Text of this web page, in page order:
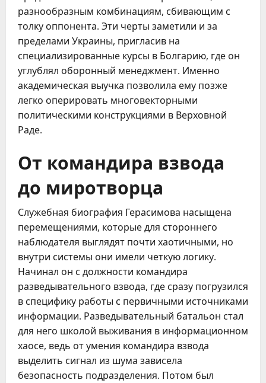
разнообразным комбинациям, сбивающим с
толку оппонента. Эти черты заметили и за
пределами Украины, пригласив на
специализированные курсы в Болгарию, где он
углублял оборонный менеджмент. Именно
академическая выучка позволила ему позже
легко оперировать многовекторными
политическими конструкциями в Верховной
Раде.
От командира взвода
до миротворца
Служебная биография Герасимова насыщена
перемещениями, которые для стороннего
наблюдателя выглядят почти хаотичными, но
внутри системы они имели четкую логику.
Начинал он с должности командира
разведывательного взвода, где сразу погрузился
в специфику работы с первичными источниками
информации. Разведывательный батальон стал
для него школой выживания в информационном
хаосе, ведь от умения командира взвода
выделить сигнал из шума зависела
безопасность подразделения. Потом был